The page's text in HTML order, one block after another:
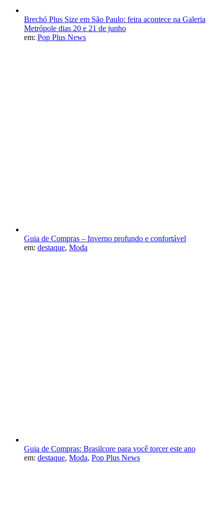
Brechó Plus Size em São Paulo: feira acontece na Galeria
Metrópole dias 20 e 21 de junho
em: Pop Plus News
Guia de Compras – Inverno profundo e confortável
em: destaque, Moda
Guia de Compras: Brasilcore para você torcer este ano
em: destaque, Moda, Pop Plus News